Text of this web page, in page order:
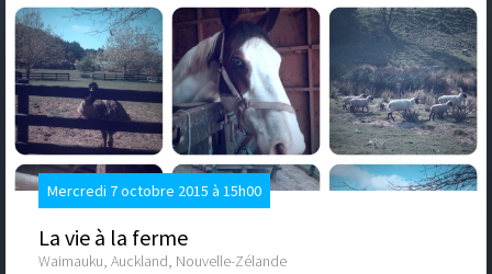
Mercredi 7 octobre 2015 à 15h00
La vie à la ferme
Waimauku, Auckland, Nouvelle-Zélande